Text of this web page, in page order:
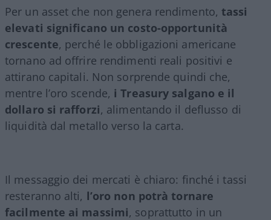
Per un asset che non genera rendimento, tassi
elevati significano un costo-opportunità
crescente, perché le obbligazioni americane
tornano ad offrire rendimenti reali positivi e
attirano capitali. Non sorprende quindi che,
mentre l’oro scende, i Treasury salgano e il
dollaro si rafforzi, alimentando il deflusso di
liquidità dal metallo verso la carta.
Il messaggio dei mercati è chiaro: finché i tassi
resteranno alti, l’oro non potrà tornare
facilmente ai massimi, soprattutto in un